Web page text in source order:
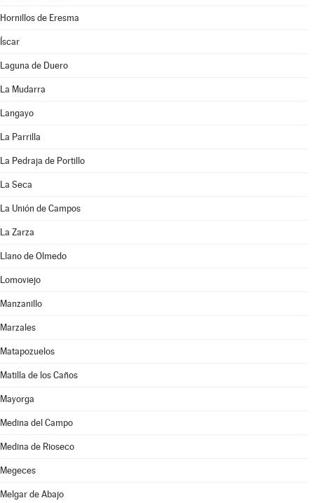
Hornillos de Eresma
Íscar
Laguna de Duero
La Mudarra
Langayo
La Parrilla
La Pedraja de Portillo
La Seca
La Unión de Campos
La Zarza
Llano de Olmedo
Lomoviejo
Manzanillo
Marzales
Matapozuelos
Matilla de los Caños
Mayorga
Medina del Campo
Medina de Rioseco
Megeces
Melgar de Abajo